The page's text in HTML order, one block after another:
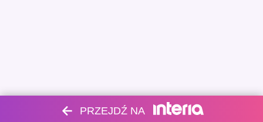
PRZEJDŹ NA